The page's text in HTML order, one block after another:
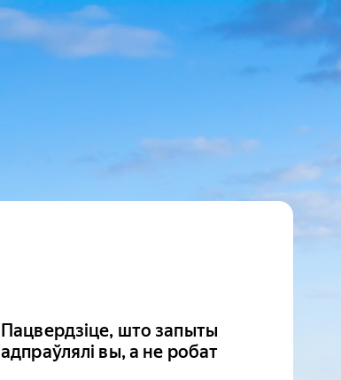
Пацвердзіце, што запыты
адпраўлялі вы, а не робат